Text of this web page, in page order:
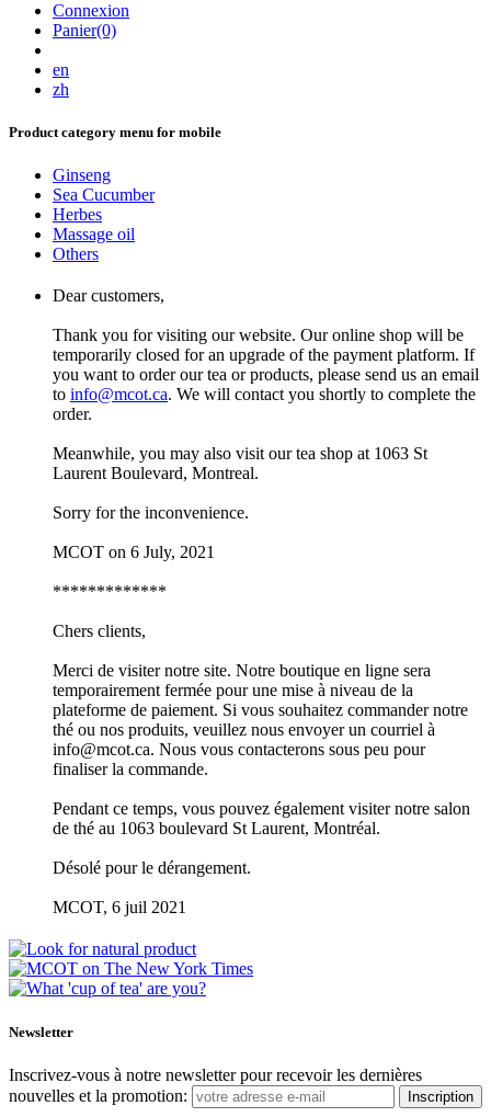
Connexion
Panier(0)
en
zh
Product category menu for mobile
Ginseng
Sea Cucumber
Herbes
Massage oil
Others
Dear customers,
Thank you for visiting our website. Our online shop will be
temporarily closed for an upgrade of the payment platform. If
you want to order our tea or products, please send us an email
to info@mcot.ca. We will contact you shortly to complete the
order.
Meanwhile, you may also visit our tea shop at 1063 St
Laurent Boulevard, Montreal.
Sorry for the inconvenience.
MCOT on 6 July, 2021
*************
Chers clients,
Merci de visiter notre site. Notre boutique en ligne sera
temporairement fermée pour une mise à niveau de la
plateforme de paiement. Si vous souhaitez commander notre
thé ou nos produits, veuillez nous envoyer un courriel à
info@mcot.ca. Nous vous contacterons sous peu pour
finaliser la commande.
Pendant ce temps, vous pouvez également visiter notre salon
de thé au 1063 boulevard St Laurent, Montréal.
Désolé pour le dérangement.
MCOT, 6 juil 2021
Newsletter
Inscrivez-vous à notre newsletter pour recevoir les dernières
nouvelles et la promotion:
Inscription